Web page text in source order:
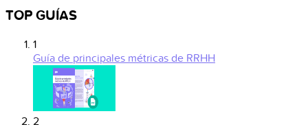
TOP GUÍAS
1
Guía de principales métricas de RRHH
2